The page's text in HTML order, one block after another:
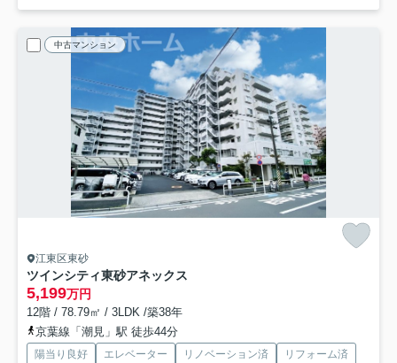
中古マンション
江東区東砂
ツインシティ東砂アネックス
5,199万円
12階 / 78.79㎡ / 3LDK /築38年
京葉線「潮見」駅 徒歩44分
陽当り良好 エレベーター リノベーション済
リフォーム済